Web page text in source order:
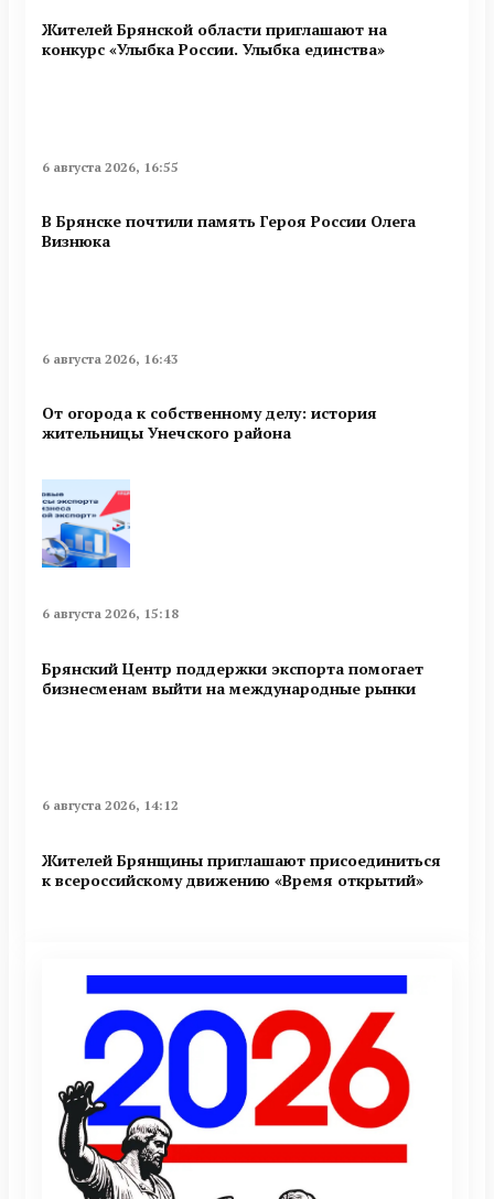
Жителей Брянской области приглашают на
конкурс «Улыбка России. Улыбка единства»
6 августа 2026, 16:55
В Брянске почтили память Героя России Олега
Визнюка
6 августа 2026, 16:43
От огорода к собственному делу: история
жительницы Унечского района
6 августа 2026, 15:18
Брянский Центр поддержки экспорта помогает
бизнесменам выйти на международные рынки
6 августа 2026, 14:12
Жителей Брянщины приглашают присоединиться
к всероссийскому движению «Время открытий»